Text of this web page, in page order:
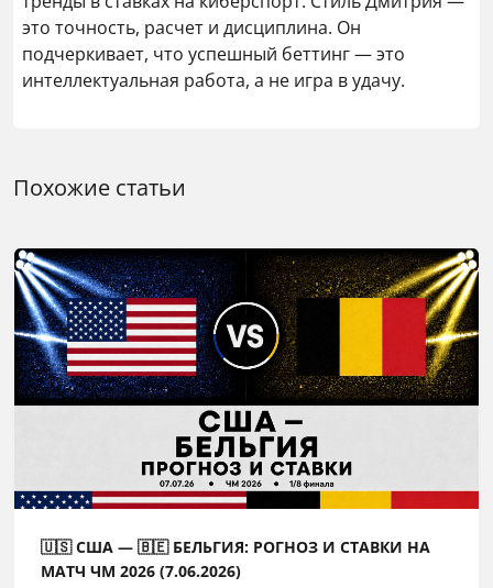
это точность, расчет и дисциплина. Он
подчеркивает, что успешный беттинг — это
интеллектуальная работа, а не игра в удачу.
Похожие статьи
🇺🇸 США — 🇧🇪 БЕЛЬГИЯ: РОГНОЗ И СТАВКИ НА
МАТЧ ЧМ 2026 (7.06.2026)